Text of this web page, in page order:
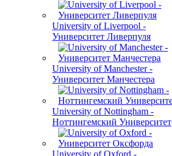
University of Liverpool -
Университет Ливерпуля
University of Manchester -
Университет Манчестера
University of Nottingham -
Ноттингемский Университет